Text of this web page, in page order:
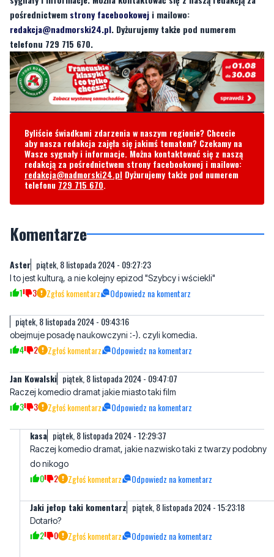
pośrednictwem strony facebookowej i mailowo:
redakcja@nadmorski24.pl. Dyżurujemy także pod numerem
telefonu 729 715 670.
Byliście świadkami zdarzenia w naszym regionie? Chcecie
aby nasza redakcja zajęła się jakimś tematem? Czekamy na
Wasze sygnały i informacje. Można kontaktować się z naszą
redakcją za pośrednictwem strony facebookowej i mailowo:
redakcja@nadmorski24.pl Dyżurujemy także pod numerem
telefonu 729 715 670.
Komentarze
Aster piątek, 8 listopada 2024 - 09:27:23
I to jest kulturą, a nie kolejny epizod "Szybcy i wściekli"
1 3 Zgłoś komentarz Odpowiedz na komentarz
piątek, 8 listopada 2024 - 09:43:16
obejmuje posadę naukowczyni :-). czyli komedia.
4 2 Zgłoś komentarz Odpowiedz na komentarz
Jan Kowalski piątek, 8 listopada 2024 - 09:47:07
Raczej komedio dramat jakie miasto taki film
3 3 Zgłoś komentarz Odpowiedz na komentarz
kasa piątek, 8 listopada 2024 - 12:29:37
Raczej komedio dramat, jakie nazwisko taki z twarzy podobny
do nikogo
0 2 Zgłoś komentarz Odpowiedz na komentarz
Jaki jełop taki komentarz piątek, 8 listopada 2024 - 15:23:18
Dotarło?
2 0 Zgłoś komentarz Odpowiedz na komentarz